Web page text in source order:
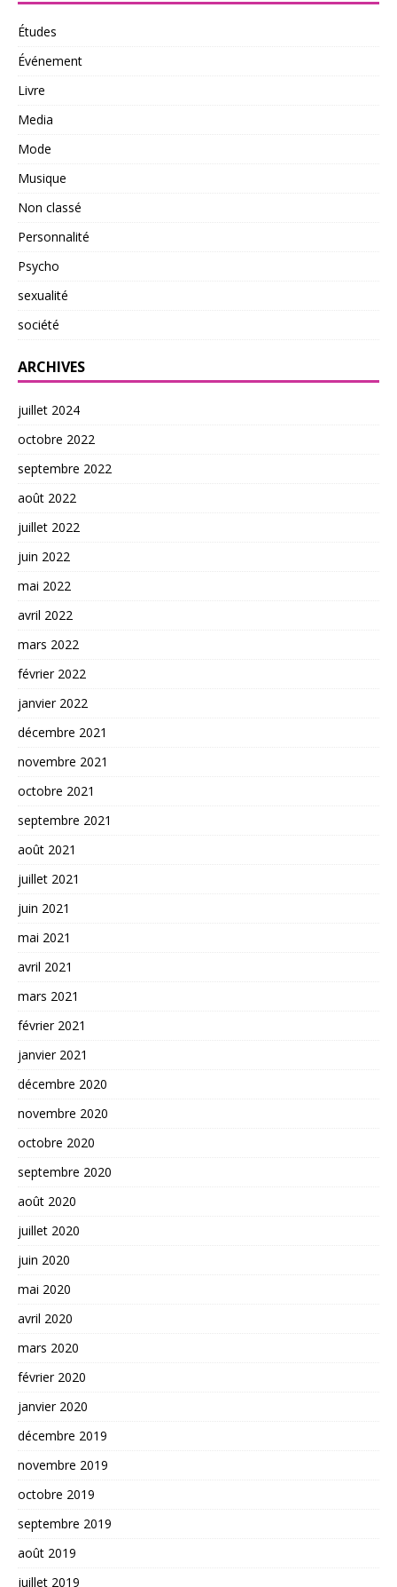
Études
Événement
Livre
Media
Mode
Musique
Non classé
Personnalité
Psycho
sexualité
société
ARCHIVES
juillet 2024
octobre 2022
septembre 2022
août 2022
juillet 2022
juin 2022
mai 2022
avril 2022
mars 2022
février 2022
janvier 2022
décembre 2021
novembre 2021
octobre 2021
septembre 2021
août 2021
juillet 2021
juin 2021
mai 2021
avril 2021
mars 2021
février 2021
janvier 2021
décembre 2020
novembre 2020
octobre 2020
septembre 2020
août 2020
juillet 2020
juin 2020
mai 2020
avril 2020
mars 2020
février 2020
janvier 2020
décembre 2019
novembre 2019
octobre 2019
septembre 2019
août 2019
juillet 2019